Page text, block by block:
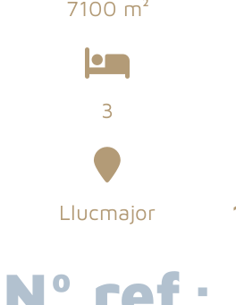
7100 m²
3
Llucmajor